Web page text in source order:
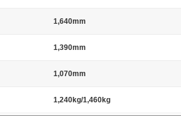
1,640mm
1,390mm
1,070mm
1,240kg/1,460kg